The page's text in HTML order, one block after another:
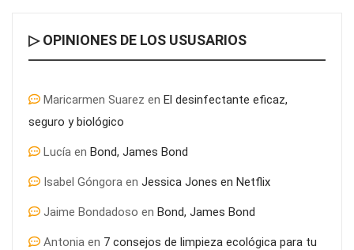
para este agosto, según KAYAK
▷ OPINIONES DE LOS USUSARIOS
Maricarmen Suarez en El desinfectante eficaz,
seguro y biológico
Lucía en Bond, James Bond
Isabel Góngora en Jessica Jones en Netflix
Jaime Bondadoso en Bond, James Bond
Antonia en 7 consejos de limpieza ecológica para tu